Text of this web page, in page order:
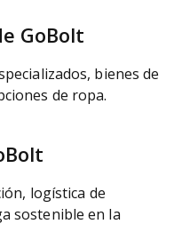
GoBolt
bienes de
de ropa.
logística de
sostenible en la